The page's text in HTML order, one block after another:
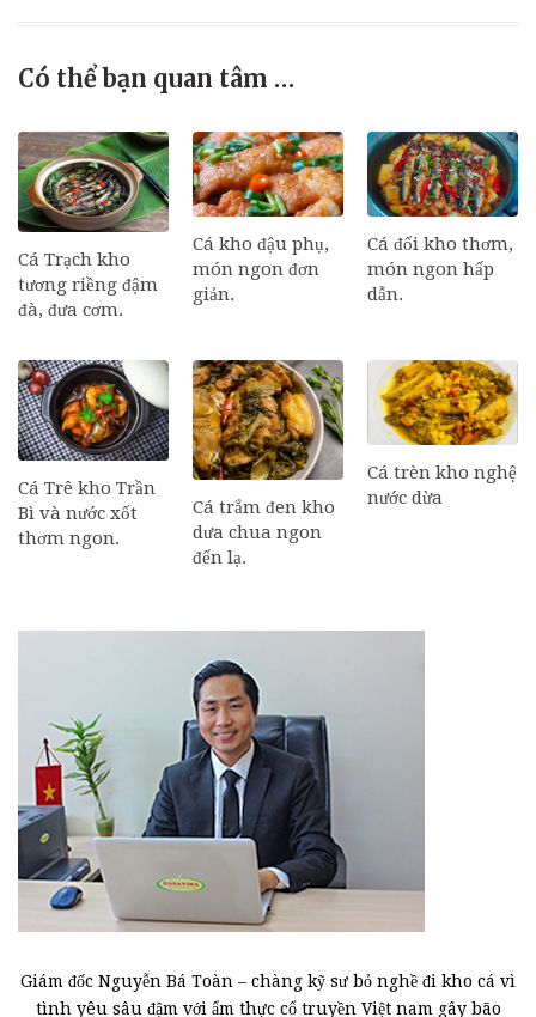
Có thể bạn quan tâm …
Cá Trạch kho
tương riềng đậm
đà, đưa cơm.
Cá kho đậu phụ,
món ngon đơn
giản.
Cá đối kho thơm,
món ngon hấp
dẫn.
Cá Trê kho Trần
Bì và nước xốt
thơm ngon.
Cá trắm đen kho
dưa chua ngon
đến lạ.
Cá trèn kho nghệ
nước dừa
Giám đốc Nguyễn Bá Toàn – chàng kỹ sư bỏ nghề đi kho cá vì
tình yêu sâu đậm với ẩm thực cổ truyền Việt nam gây bão